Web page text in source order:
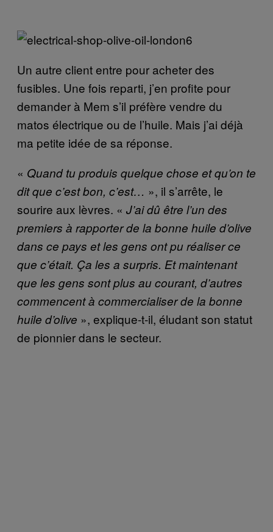
Un autre client entre pour acheter des
fusibles. Une fois reparti, j’en profite pour
demander à Mem s’il préfère vendre du
matos électrique ou de l’huile. Mais j’ai déjà
ma petite idée de sa réponse.
« Quand tu produis quelque chose et qu’on te
dit que c’est bon, c’est… », il s’arrête, le
sourire aux lèvres. « J’ai dû être l’un des
premiers à rapporter de la bonne huile d’olive
dans ce pays et les gens ont pu réaliser ce
que c’était. Ça les a surpris. Et maintenant
que les gens sont plus au courant, d’autres
commencent à commercialiser de la bonne
huile d’olive », explique-t-il, éludant son statut
de pionnier dans le secteur.